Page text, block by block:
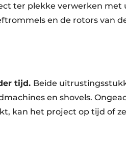
ter plekke verwerken met
en de rotors van
tijd. Beide
en shovels.
kan het project op tijd of